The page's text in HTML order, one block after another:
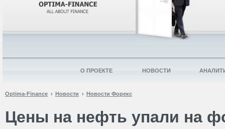
Optima-Finance Новости Новости Форекс
Цены на нефть упали на
О ПРОЕКТЕ НОВОСТИ